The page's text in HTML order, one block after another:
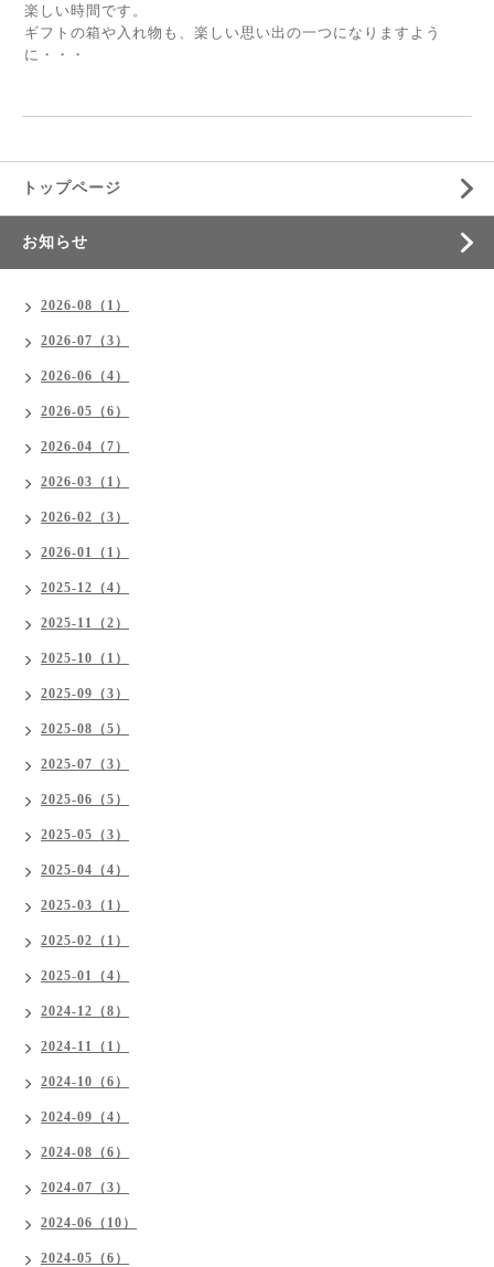
楽しい時間です。
ギフトの箱や入れ物も、楽しい思い出の一つになりますよう
に・・・
トップページ
お知らせ
2026-08（1）
2026-07（3）
2026-06（4）
2026-05（6）
2026-04（7）
2026-03（1）
2026-02（3）
2026-01（1）
2025-12（4）
2025-11（2）
2025-10（1）
2025-09（3）
2025-08（5）
2025-07（3）
2025-06（5）
2025-05（3）
2025-04（4）
2025-03（1）
2025-02（1）
2025-01（4）
2024-12（8）
2024-11（1）
2024-10（6）
2024-09（4）
2024-08（6）
2024-07（3）
2024-06（10）
2024-05（6）